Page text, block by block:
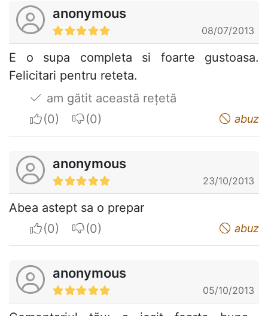
anonymous
08/07/2013
E o supa completa si foarte gustoasa.
Felicitari pentru reteta.
am gătit această rețetă
I apreciateI do not appreciate abuz
anonymous
23/10/2013
Abea astept sa o prepar
I apreciateI do not appreciate abuz
anonymous
05/10/2013